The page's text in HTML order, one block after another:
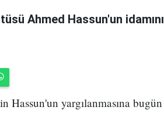
Ahmed Hassun'un idamını
yargılanmasına bugün